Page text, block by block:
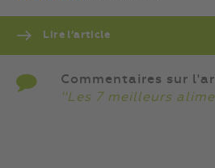
Lire l’article
Commentaires sur
''Les 7 meilleurs